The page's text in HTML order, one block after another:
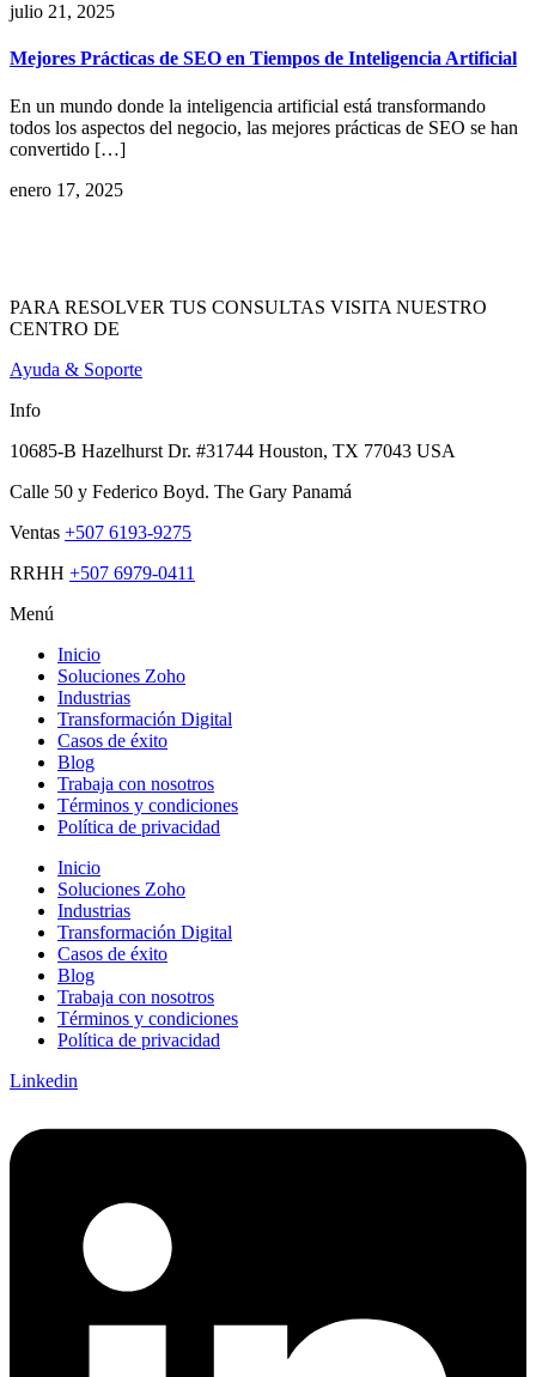
julio 21, 2025
Mejores Prácticas de SEO en Tiempos de Inteligencia Artificial
En un mundo donde la inteligencia artificial está transformando
todos los aspectos del negocio, las mejores prácticas de SEO se han
convertido […]
enero 17, 2025
PARA RESOLVER TUS CONSULTAS VISITA NUESTRO
CENTRO DE
Ayuda & Soporte
Info
10685-B Hazelhurst Dr. #31744 Houston, TX 77043 USA
Calle 50 y Federico Boyd. The Gary Panamá
Ventas +507 6193-9275
RRHH +507 6979-0411
Menú
Inicio
Soluciones Zoho
Industrias
Transformación Digital
Casos de éxito
Blog
Trabaja con nosotros
Términos y condiciones
Política de privacidad
Inicio
Soluciones Zoho
Industrias
Transformación Digital
Casos de éxito
Blog
Trabaja con nosotros
Términos y condiciones
Política de privacidad
Linkedin